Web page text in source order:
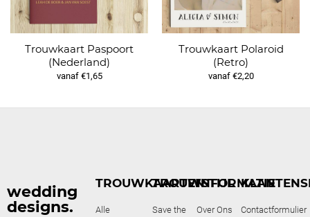
Trouwkaart Paspoort
(Nederland)
vanaf €1,65
Trouwkaart Polaroid
(Retro)
vanaf €2,20
wedding
designs.
TROUWKAARTEN
Alle
TROUWSTIJL
Save the
INFORMATIE
Over Ons
Contactformulier